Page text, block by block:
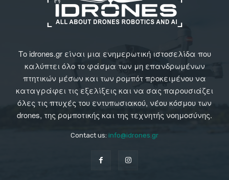
Το idrones.gr είναι μια ενημερωτική ιστοσελίδα που
καλύπτει όλο το φάσμα των μη επανδρωμένων
πτητικών μέσων και των ρομπότ προκειμένου να
καταγράφει τις εξελίξεις και να σας παρουσιάζει
όλες τις πτυχές του εντυπωσιακού, νέου κόσμου των
drones, της ρομποτικής και της τεχνητής νοημοσύνης.
Contact us: info@idrones.gr